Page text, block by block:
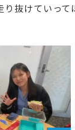
抜けていって